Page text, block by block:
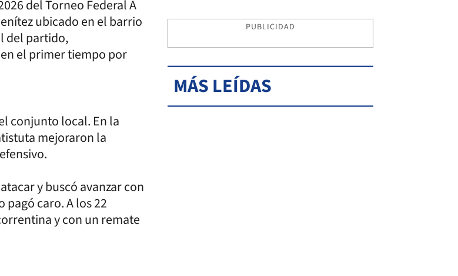
del Torneo Federal A
ubicado en el barrio
del partido,
el primer tiempo por
conjunto local. En la
mejoraron la
y buscó avanzar con
caro. A los 22
y con un remate
PUBLICIDAD
MÁS LEÍDAS